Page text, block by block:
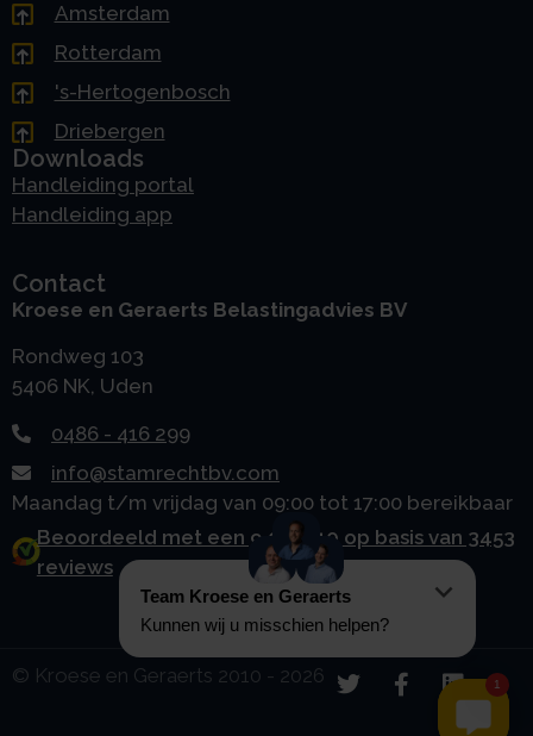
Amsterdam
Rotterdam
's-Hertogenbosch
Driebergen
Downloads
Handleiding portal
Handleiding app
Contact
Kroese en Geraerts Belastingadvies BV
Rondweg 103
5406 NK, Uden
0486 - 416 299
info@stamrechtbv.com
Maandag t/m vrijdag van 09:00 tot 17:00 bereikbaar
Beoordeeld met een 9.0 uit 10 op basis van 3453
reviews
© Kroese en Geraerts 2010 - 2026